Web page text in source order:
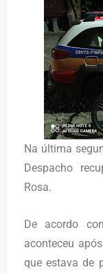
Na última
Despacho
Rosa.
De acordo
aconteceu
que estava de